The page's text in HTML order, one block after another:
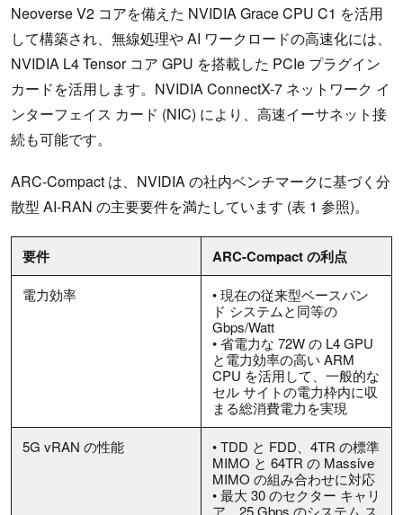
Neoverse V2 コアを備えた NVIDIA Grace CPU C1 を活用
して構築され、無線処理や AI ワークロードの高速化には、
NVIDIA L4 Tensor コア GPU を搭載した PCIe プラグイン
カードを活用します。NVIDIA ConnectX-7 ネットワーク イ
ンターフェイス カード (NIC) により、高速イーサネット接
続も可能です。
ARC-Compact は、NVIDIA の社内ベンチマークに基づく分
散型 AI-RAN の主要要件を満たしています (表 1 参照)。
要件 ARC-Compact の利点
電力効率
• 現在の従来型ベースバン
ド システムと同等の
Gbps/Watt
• 省電力な 72W の L4 GPU
と電力効率の高い ARM
CPU を活用して、一般的な
セル サイトの電力枠内に収
まる総消費電力を実現
5G vRAN の性能
• TDD と FDD、4TR の標準
MIMO と 64TR の Massive
MIMO の組み合わせに対応
• 最大 30 のセクター キャリ
ア、25 Gbps のシステム ス